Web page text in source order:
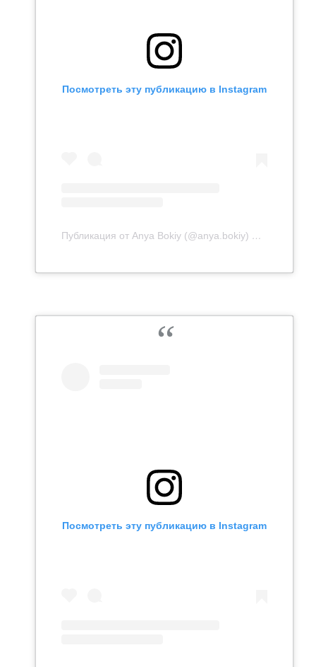
Посмотреть эту публикацию в Instagram
Публикация от Anya Bokiy (@anya.bokiy) 5 Окт 2019 в
Посмотреть эту публикацию в Instagram